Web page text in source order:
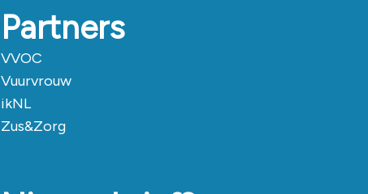
Partners
VVOC
Vuurvrouw
ikNL
Zus&Zorg